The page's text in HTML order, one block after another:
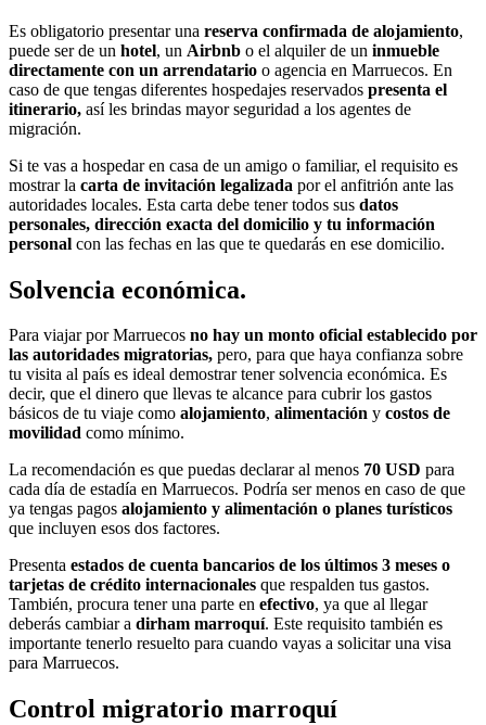
Es obligatorio presentar una reserva confirmada de alojamiento,
puede ser de un hotel, un Airbnb o el alquiler de un inmueble
directamente con un arrendatario o agencia en Marruecos. En
caso de que tengas diferentes hospedajes reservados presenta el
itinerario, así les brindas mayor seguridad a los agentes de
migración.
Si te vas a hospedar en casa de un amigo o familiar, el requisito es
mostrar la carta de invitación legalizada por el anfitrión ante las
autoridades locales. Esta carta debe tener todos sus datos
personales, dirección exacta del domicilio y tu información
personal con las fechas en las que te quedarás en ese domicilio.
Solvencia económica.
Para viajar por Marruecos no hay un monto oficial establecido por
las autoridades migratorias, pero, para que haya confianza sobre
tu visita al país es ideal demostrar tener solvencia económica. Es
decir, que el dinero que llevas te alcance para cubrir los gastos
básicos de tu viaje como alojamiento, alimentación y costos de
movilidad como mínimo.
La recomendación es que puedas declarar al menos 70 USD para
cada día de estadía en Marruecos. Podría ser menos en caso de que
ya tengas pagos alojamiento y alimentación o planes turísticos
que incluyen esos dos factores.
Presenta estados de cuenta bancarios de los últimos 3 meses o
tarjetas de crédito internacionales que respalden tus gastos.
También, procura tener una parte en efectivo, ya que al llegar
deberás cambiar a dirham marroquí. Este requisito también es
importante tenerlo resuelto para cuando vayas a solicitar una visa
para Marruecos.
Control migratorio marroquí